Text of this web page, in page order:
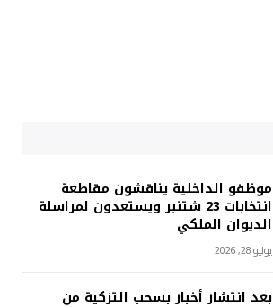
موظفو الداخلية يناقشون مقاطعة
انتخابات 23 شتنبر ويستعدون لمراسلة
الديوان الملكي
يوليو 28, 2026
بعد انتشار أخبار بسحب التزكية من